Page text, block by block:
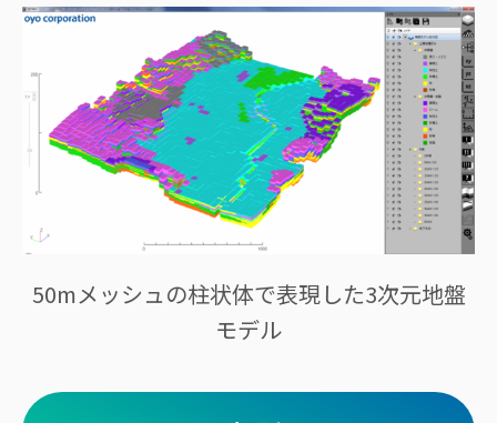
50mメッシュの柱状体で表現した3次元地盤
モデル